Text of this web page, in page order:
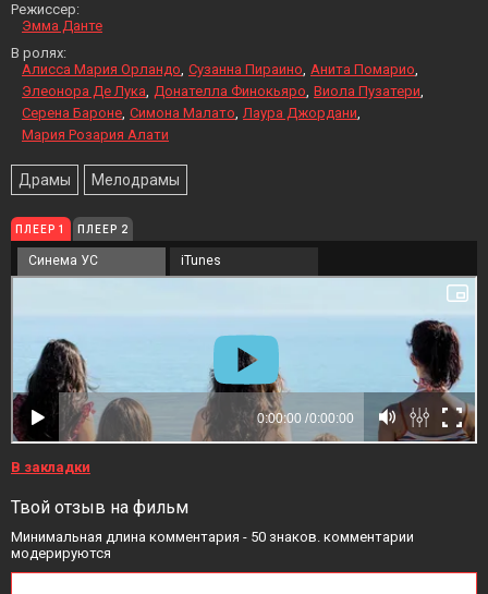
Режиссер:
Эмма Данте
В ролях:
Алисса Мария Орландо Сузанна Пираино Анита Помарио
Элеонора Де Лука Донателла Финокьяро Виола Пузатери
Серена Бароне Симона Малато Лаура Джордани
Мария Розария Алати
Драмы Мелодрамы
ПЛЕЕР 1 ПЛЕЕР 2
Синема УС iTunes
В закладки
Твой отзыв на фильм
Минимальная длина комментария - 50 знаков. комментарии
модерируются